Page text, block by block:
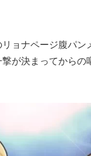
ョナページ腹パン
が決まってからの